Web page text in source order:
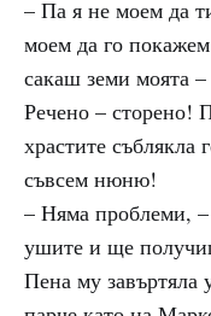
– Па я не моем да
моем да го
сакаш земи моята
Речено – сторено!
храстите
съвсем нюню!
– Няма проблеми,
ушите и ще
Пена му завъртяла